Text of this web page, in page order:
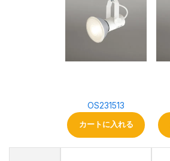
OS231513
カートに入れる